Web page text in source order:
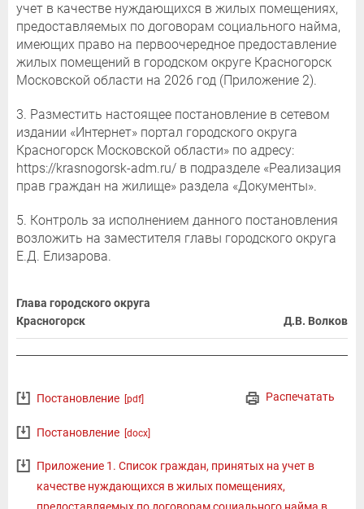
учет в качестве нуждающихся в жилых помещениях,
предоставляемых по договорам социального найма,
имеющих право на первоочередное предоставление
жилых помещений в городском округе Красногорск
Московской области на 2026 год (Приложение 2).
3. Разместить настоящее постановление в сетевом
издании «Интернет» портал городского округа
Красногорск Московской области» по адресу:
https://krasnogorsk-adm.ru/ в подразделе «Реализация
прав граждан на жилище» раздела «Документы».
5. Контроль за исполнением данного постановления
возложить на заместителя главы городского округа
Е.Д. Елизарова.
Глава городского округа
Красногорск
Д.В. Волков
Распечатать
Постановление [pdf]
Постановление [docx]
Приложение 1. Список граждан, принятых на учет в
качестве нуждающихся в жилых помещениях,